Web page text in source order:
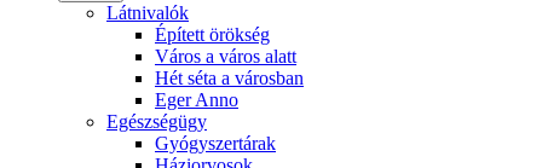
Látnivalók
Épített örökség
Város a város alatt
Hét séta a városban
Eger Anno
Egészségügy
Gyógyszertárak